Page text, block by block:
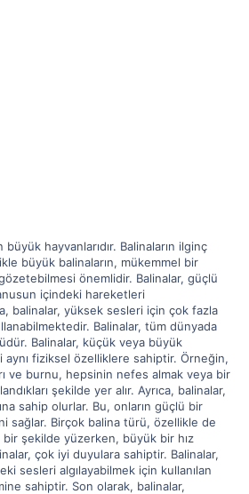
büyük hayvanlarıdır. Balinaların ilginç
büyük balinaların, mükemmel bir
önemlidir. Balinalar, güçlü
içindeki hareketleri
balinalar, yüksek sesleri için çok fazla
Balinalar, tüm dünyada
Balinalar, küçük veya büyük
aynı fiziksel özelliklere sahiptir. Örneğin,
ve burnu, hepsinin nefes almak veya bir
şekilde yer alır. Ayrıca, balinalar,
sahip olurlar. Bu, onların güçlü bir
sağlar. Birçok balina türü, özellikle de
şekilde yüzerken, büyük bir hız
çok iyi duyulara sahiptir. Balinalar,
sesleri algılayabilmek için kullanılan
sahiptir. Son olarak, balinalar,